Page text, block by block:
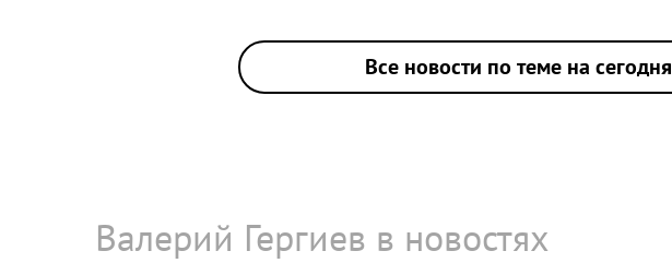
Все новости по теме на сегодня
Валерий Гергиев в новостях